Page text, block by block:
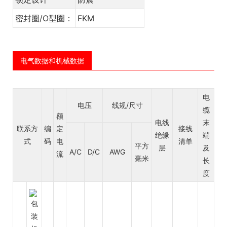
密封圈/O型圈：
FKM
电气数据和机械数据
联系方
式
编
码
额
定
电
流
电压
线规/尺寸
电线
绝缘
层
接线
清单
电
缆
末
端
及
长
度
A/C D/C AWG
平方
毫米